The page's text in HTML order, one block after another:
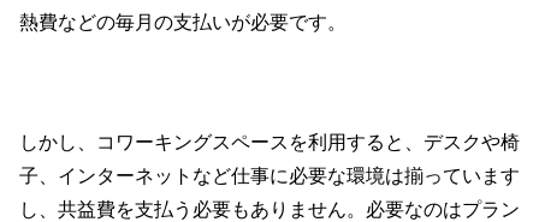
熱費などの毎月の支払いが必要です。
しかし、コワーキングスペースを利用すると、デスクや椅
子、インターネットなど仕事に必要な環境は揃っています
し、共益費を支払う必要もありません。必要なのはプラン